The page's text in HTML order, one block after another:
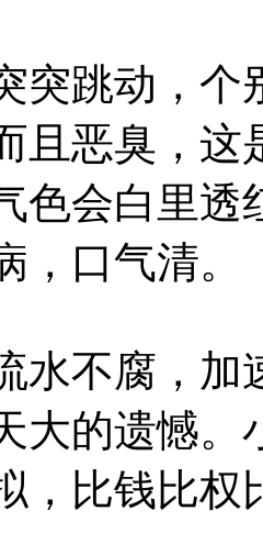
跳动，个
且恶臭，
色会白里透
，口气清。
不腐，加
大的遗憾。
，比钱比权